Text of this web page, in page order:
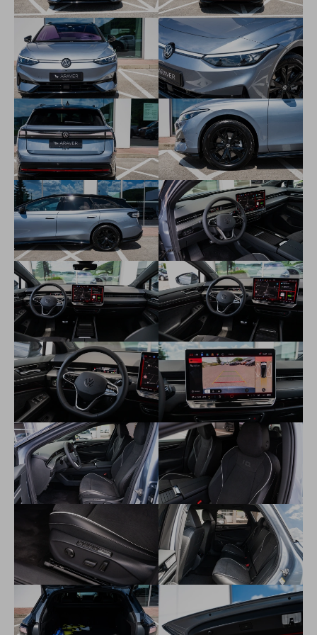
eCall – tiesňové volanie
Elektromechanický posilňovač riadenia s meniacim sa
účinkom v závislosti na rýchlosti
Kontrola stavu tlaku v pneumatikách cez snímače ABS
Alarm s kontrolou vnútorného priestoru, zálohovou sirénou,
senzorom proti odtiahnutiu
Nastavenie jazdného profilu
LED predné stretávacie a diaľkové svetlomety, LED denné
svetlá
Automatické ovládanie diaľkových svetiel Light Assist
LED zadné svetlá
Dažďový senzor
Osvetlenie okolia s funkciou Welcome light z vonkajších
spätných zrkadiel
Rádio Ready2Discover Pro Max, 15" farebný dotykový
displej
Rozpoznávanie dopravných značiek
Head-up displej s rozšírenou realitou
8+1 reproduktorov (8 vpredu a vzadu, 1 centrálny)
2x USB-C vpredu a 2x USB-C nabíjacie konektory vzadu
Hlasové ovládanie (hlasové ovládanie a navigovanie len vo
vybraných jazykoch)
Wireless App-Connect - bezdrôtové pripojenie telefónu cez
AndroidAuto (Android), CarPlay (Apple) alebo MirrorLink
(Android), v závislosti na operačnom systéme a verzii
telefónu
Digitálny rádiopríjem DAB+
Online služby VW Connect (príprava)
Parkovacie senzory vpredu a vzadu s optickým a akustickým
upozornením
Kamera cúvacia Rear Assist
Adaptívny tempomat ACC
Automatická 2-zónová klimatizácia Climatronic
Bezkľúčový prístup do vozidla Keyless Advanced
Elektricky ovládané okná vpredu a vzadu
Elektricky sklápateľné, ovládané a vyhrievané vonkajšie
spätné zrkadlá na strane spolujazdca s priklopením pri